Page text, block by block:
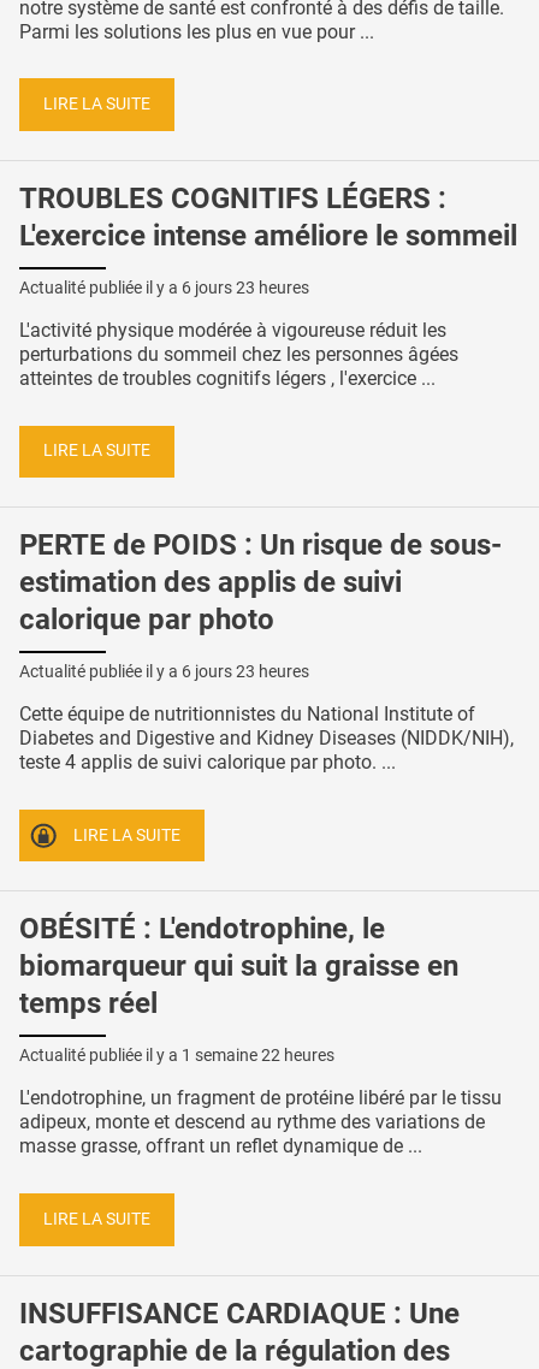
notre système de santé est confronté à des défis de taille.
Parmi les solutions les plus en vue pour ...
LIRE LA SUITE
TROUBLES COGNITIFS LÉGERS :
L'exercice intense améliore le sommeil
Actualité publiée il y a 6 jours 23 heures
L'activité physique modérée à vigoureuse réduit les
perturbations du sommeil chez les personnes âgées
atteintes de troubles cognitifs légers , l'exercice ...
LIRE LA SUITE
PERTE de POIDS : Un risque de sous-
estimation des applis de suivi
calorique par photo
Actualité publiée il y a 6 jours 23 heures
Cette équipe de nutritionnistes du National Institute of
Diabetes and Digestive and Kidney Diseases (NIDDK/NIH),
teste 4 applis de suivi calorique par photo. ...
LIRE LA SUITE
OBÉSITÉ : L'endotrophine, le
biomarqueur qui suit la graisse en
temps réel
Actualité publiée il y a 1 semaine 22 heures
L'endotrophine, un fragment de protéine libéré par le tissu
adipeux, monte et descend au rythme des variations de
masse grasse, offrant un reflet dynamique de ...
LIRE LA SUITE
INSUFFISANCE CARDIAQUE : Une
cartographie de la régulation des